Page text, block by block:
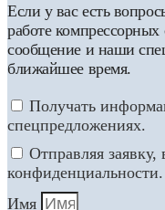
Если у вас есть
работе
сообщение и наши
ближайшее время.
Получать
спецпредложениях.
Отправляя
конфиденциальности.
Имя